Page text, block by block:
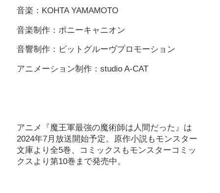
音楽：KOHTA YAMAMOTO
音楽制作：ポニーキャニオン
音響制作：ビットグルーヴプロモーション
アニメーション制作：studio A-CAT
アニメ『魔王軍最強の魔術師は人間だった』は
2024年7月放送開始予定。原作小説もモンスター
文庫より全5巻、コミックスもモンスターコミッ
クスより第10巻まで発売中。